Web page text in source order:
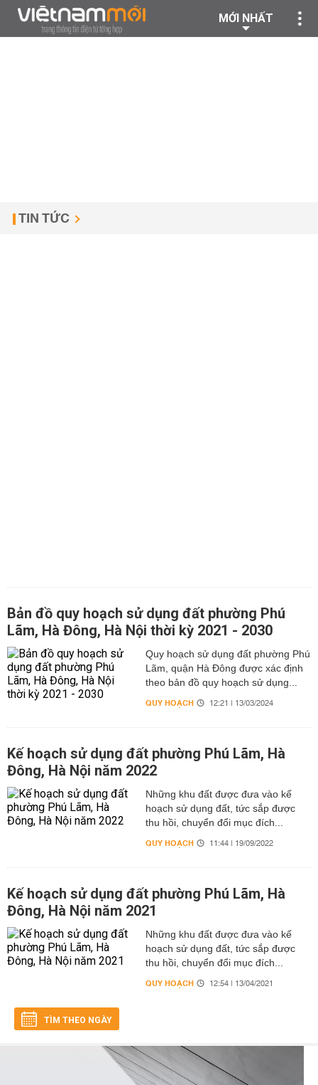
MỚI NHẤT
TIN TỨC
Bản đồ quy hoạch sử dụng đất phường Phú
Lãm, Hà Đông, Hà Nội thời kỳ 2021 - 2030
Quy hoạch sử dụng đất phường Phú
Lãm, quận Hà Đông được xác định
theo bản đồ quy hoạch sử dụng...
QUY HOẠCH 12:21 | 13/03/2024
Kế hoạch sử dụng đất phường Phú Lãm, Hà
Đông, Hà Nội năm 2022
Những khu đất được đưa vào kế
hoạch sử dụng đất, tức sắp được
thu hồi, chuyển đổi mục đích...
QUY HOẠCH 11:44 | 19/09/2022
Kế hoạch sử dụng đất phường Phú Lãm, Hà
Đông, Hà Nội năm 2021
Những khu đất được đưa vào kế
hoạch sử dụng đất, tức sắp được
thu hồi, chuyển đổi mục đích...
QUY HOẠCH 12:54 | 13/04/2021
TÌM THEO NGÀY